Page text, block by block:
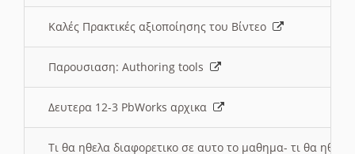
Καλές Πρακτικές αξιοποίησης του Βίντεο
Παρουσιαση: Authoring tools
Δευτερα 12-3 PbWorks αρχικα
Τι θα ηθελα διαφορετικο σε αυτο το μαθημα- τι θα